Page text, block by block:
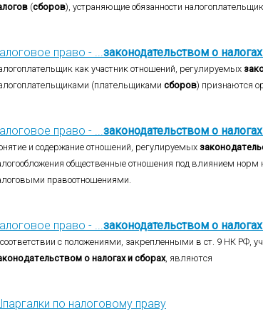
(сборов), устраняющие обязанности
право - ...законодательством о налогах
как участник отношений, регулируемых
(плательщиками сборов) признаются
право - ...законодательством о налогах
и содержание отношений, регулируемых
общественные отношения под влиянием норм
правоотношениями.
право - ...законодательством о налогах
с положениями, закрепленными в ст. 9 НК РФ,
о налогах и сборах, являются
по налоговому праву